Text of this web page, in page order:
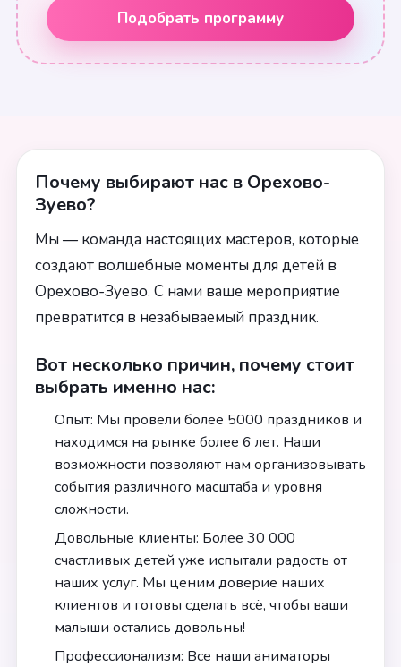
Подобрать программу
Почему выбирают нас в Орехово-
Зуево?
Мы — команда настоящих мастеров, которые
создают волшебные моменты для детей в
Орехово-Зуево. С нами ваше мероприятие
превратится в незабываемый праздник.
Вот несколько причин, почему стоит
выбрать именно нас:
Опыт: Мы провели более 5000 праздников и
находимся на рынке более 6 лет. Наши
возможности позволяют нам организовывать
события различного масштаба и уровня
сложности.
Довольные клиенты: Более 30 000
счастливых детей уже испытали радость от
наших услуг. Мы ценим доверие наших
клиентов и готовы сделать всё, чтобы ваши
малыши остались довольны!
Профессионализм: Все наши аниматоры